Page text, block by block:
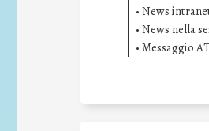
• News
• News nella
• Messaggio